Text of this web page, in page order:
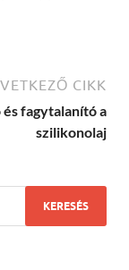
CIKK
fagytalanító a
szilikonolaj